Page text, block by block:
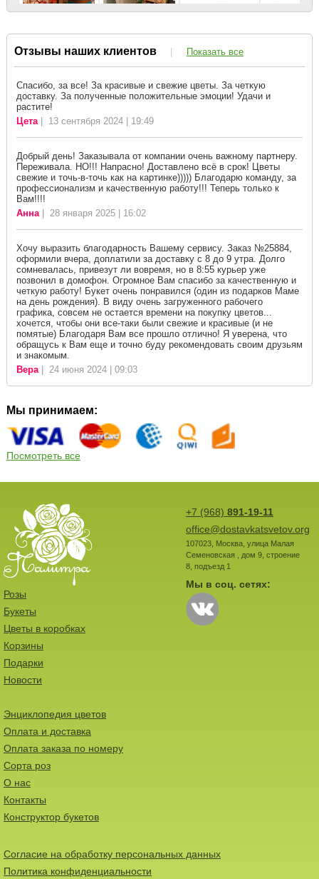
Отзывы наших клиентов | Показать все
Спасибо, за все! За красивые и свежие цветы. За четкую
доставку. За полученные положительные эмоции! Удачи и
растите!
Цета| 13 сентября 2024 | 19:49
Добрый день! Заказывала от компании очень важному партнеру.
Переживала. НО!!! Напрасно! Доставлено всё в срок! Цветы
свежие и точь-в-точь как на картинке))))) Благодарю команду, за
профессионализм и качественную работу!!! Теперь только к
Вам!!!!
Анна| 28 января 2025 | 16:02
Хочу выразить благодарность Вашему сервису. Заказ №25884,
оформили вчера, доплатили за доставку с 8 до 9 утра. Долго
сомневалась, привезут ли вовремя, но в 8:55 курьер уже
позвонил в домофон. Огромное Вам спасибо за качественную и
четкую работу! Букет очень понравился (один из подарков Маме
на день рождения). В виду очень загруженного рабочего
графика, совсем не остается времени на покупку цветов...
хочется, чтобы они все-таки были свежие и красивые (и не
помятые) Благодаря Вам все прошло отлично! Я уверена, что
обращусь к Вам еще и точно буду рекомендовать своим друзьям
и знакомым.
Вера| 24 июня 2024 | 09:03
Мы принимаем:
Посмотреть все
+7 (968) 891-19-11
office@dostavkatsvetov.org
107023, Москва, улица Малая
Семеновская , дом 9, строение
8, подъезд 1
Мы в соц. сетях:
Розы
Букеты
Цветы в коробках
Корзины
Подарки
Новости
Энциклопедия цветов
Оплата и доставка
Оплата заказа по номеру
Сорта роз
О нас
Контакты
Конструктор букетов
Согласие на обработку персональных данных
Политика конфиденциальности